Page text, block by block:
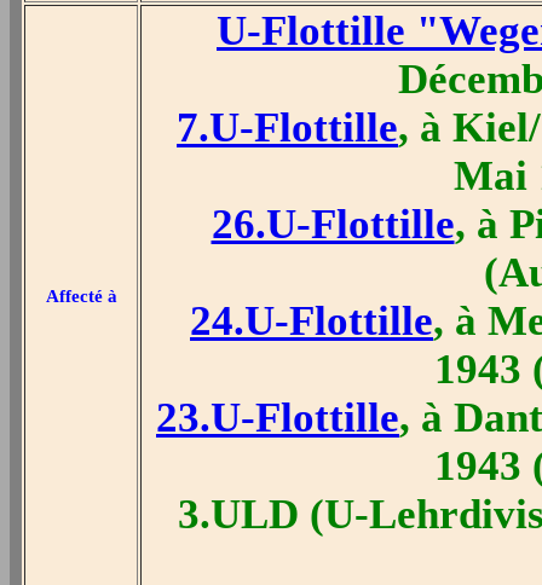
Affecté à
U-Flottille
7.U-Flottille, à
Mai
26.U-Flottille, à
24.U-Flottille, à
1943
23.U-Flottille, à
1943
3.ULD (U-